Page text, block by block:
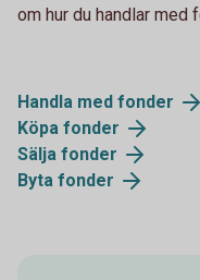
om hur du handlar med
Handla med fonder
Köpa fonder
Sälja fonder
Byta fonder